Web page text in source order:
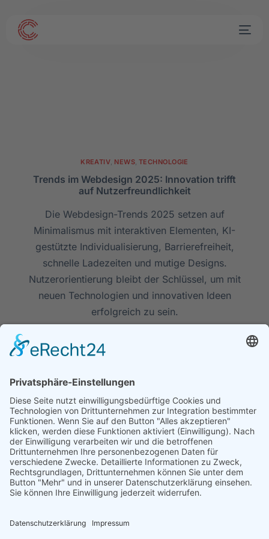
KREATIV, NEWS, TECHNOLOGIE
Trends im Webdesign 2025: Innovation trifft
auf Nutzerfreundlichkeit
Die Webdesign-Trends 2025 setzen auf
Minimalismus mit interaktiven Elementen, KI-
gestützte Individualisierung, Barrierefreiheit,
schnelle Ladezeiten und mutige Designs.
Nutzerorientierung bleibt der Schlüssel, um mit
neuen Technologien und innovativen Ideen
erfolgreich zu sein.
Unternehmen
Über
uns
Kontakt
News
Leistungen
Schulung
Technologie
Kreativ
Rechtliches